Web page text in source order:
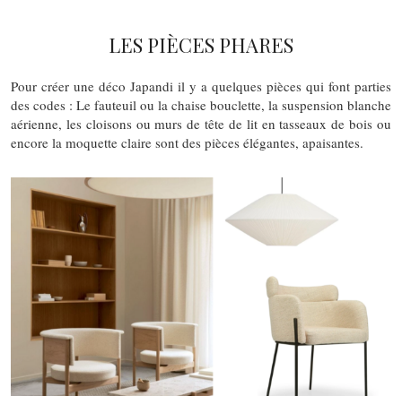
LES PIÈCES PHARES
Pour créer une déco Japandi il y a quelques pièces qui font parties
des codes : Le fauteuil ou la chaise bouclette, la suspension blanche
aérienne, les cloisons ou murs de tête de lit en tasseaux de bois ou
encore la moquette claire sont des pièces élégantes, apaisantes.